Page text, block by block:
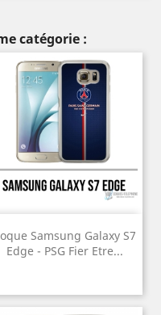
catégorie :
Samsung Galaxy S7
Edge - PSG Fier Etre...